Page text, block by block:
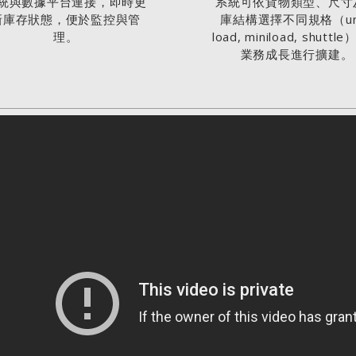
庫存狀態，便於監控與管
理。
庫結構選擇不同規格（
load, miniload, shuttle
業務成長進行擴建。